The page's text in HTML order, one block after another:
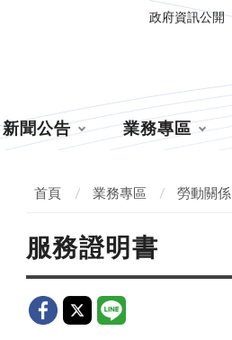
政府資訊公開
新聞公告 業務專區
首頁 業務專區 勞動關係
服務證明書